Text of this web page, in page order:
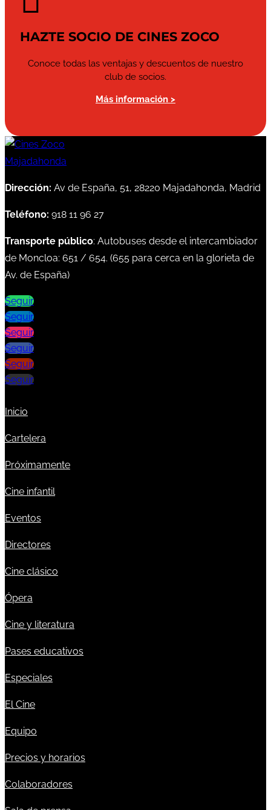
HAZTE SOCIO DE CINES ZOCO
Conoce todas las ventajas y descuentos de nuestro
club de socios.
Más información >
Dirección: Av de España, 51, 28220 Majadahonda, Madrid
Teléfono: 918 11 96 27
Transporte público: Autobuses desde el intercambiador
de Moncloa: 651 / 654. (655 para cerca en la glorieta de
Av. de España)
Seguir
Seguir
Seguir
Seguir
Seguir
Seguir
Inicio
Cartelera
Próximamente
Cine infantil
Eventos
Directores
Cine clásico
Ópera
Cine y literatura
Pases educativos
Especiales
El Cine
Equipo
Precios y horarios
Colaboradores